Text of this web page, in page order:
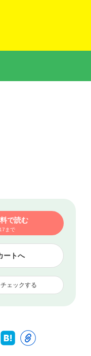
ートへ
で読む
まで
ェックする